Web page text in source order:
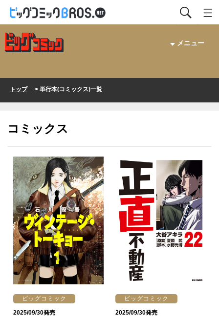
メニュー
トップ> 単行本(コミックス)一覧
コミックス
ビッグコミック
2025/09/30発売
ビッグコミック
2025/09/30発売